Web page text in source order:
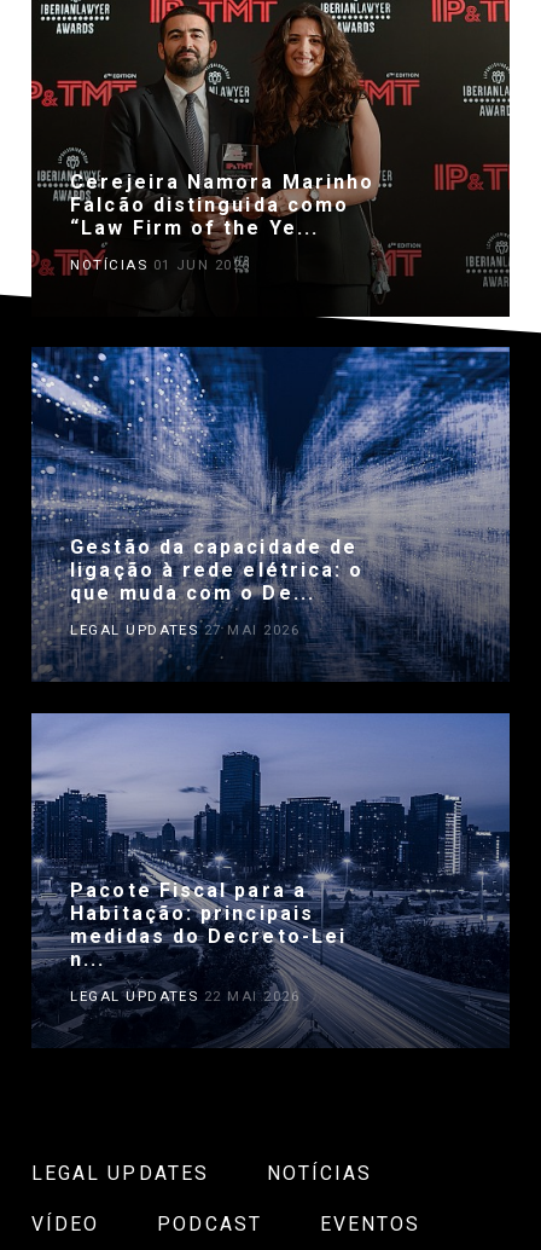
Cerejeira Namora Marinho
Falcão distinguida como
“Law Firm of the Ye...
NOTÍCIAS 01 JUN 2026
Gestão da capacidade de
ligação à rede elétrica: o
que muda com o De...
LEGAL UPDATES 27 MAI 2026
Pacote Fiscal para a
Habitação: principais
medidas do Decreto-Lei
n...
LEGAL UPDATES 22 MAI 2026
LEGAL UPDATES NOTÍCIAS
VÍDEO PODCAST EVENTOS